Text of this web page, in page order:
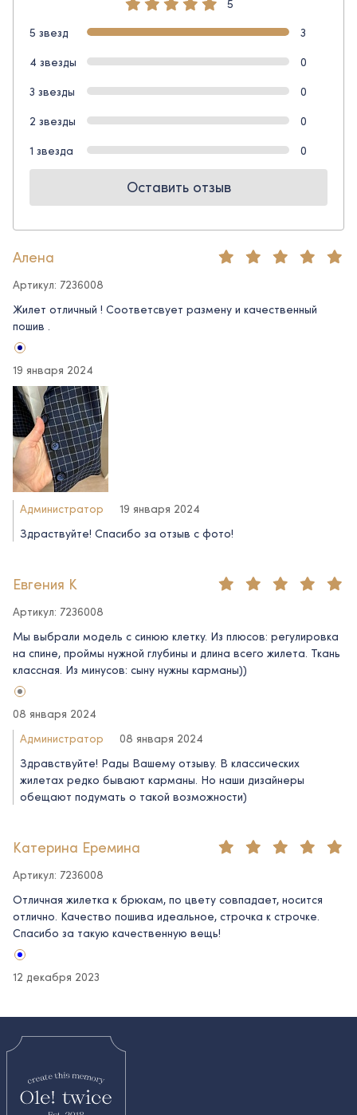
5
5 звезд
3
4 звезды
0
3 звезды
0
2 звезды
0
1 звезда
0
Оставить отзыв
Алена
Артикул: 7236008
Жилет отличный ! Соответсвует размену и качественный
пошив .
19 января 2024
Администратор
19 января 2024
Здраствуйте! Спасибо за отзыв с фото!
Евгения К
Артикул: 7236008
Мы выбрали модель с синюю клетку. Из плюсов: регулировка
на спине, проймы нужной глубины и длина всего жилета. Ткань
классная. Из минусов: сыну нужны карманы))
08 января 2024
Администратор
08 января 2024
Здравствуйте! Рады Вашему отзыву. В классических
жилетах редко бывают карманы. Но наши дизайнеры
обещают подумать о такой возможности)
Катерина Еремина
Артикул: 7236008
Отличная жилетка к брюкам, по цвету совпадает, носится
отлично. Качество пошива идеальное, строчка к строчке.
Спасибо за такую качественную вещь!
12 декабря 2023